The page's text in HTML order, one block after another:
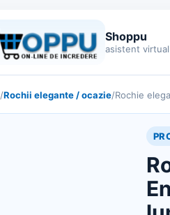
Shoppu
asistent
/Rochii elegante / ocazie/Rochie